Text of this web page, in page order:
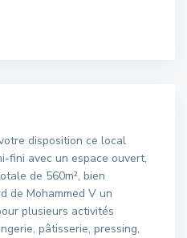
disposition ce local
fini avec un espace ouvert,
de 560m², bien
de Mohammed V un
plusieurs activités
pâtisserie, pressing,